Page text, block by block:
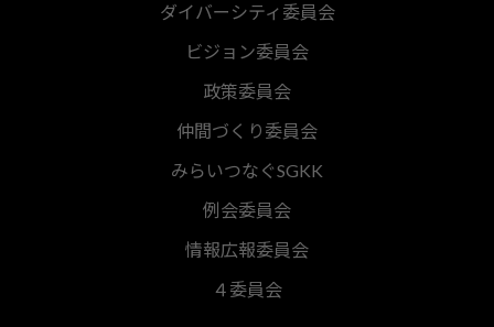
ダイバーシティ委員会
ビジョン委員会
政策委員会
仲間づくり委員会
みらいつなぐSGKK
例会委員会
情報広報委員会
４委員会